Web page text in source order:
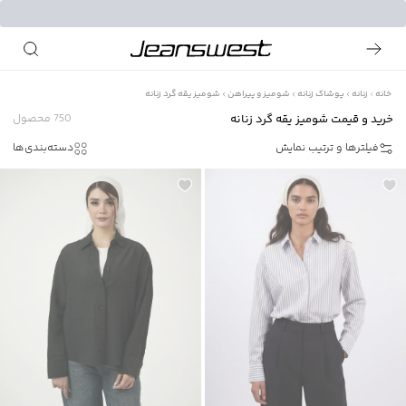
خانه زنانه پوشاک زنانه شومیز و پیراهن شومیز یقه گرد زنانه
خرید و قیمت شومیز یقه گرد زنانه 750 محصول
فیلترها و ترتیب نمایش
دسته‌بندی‌ها